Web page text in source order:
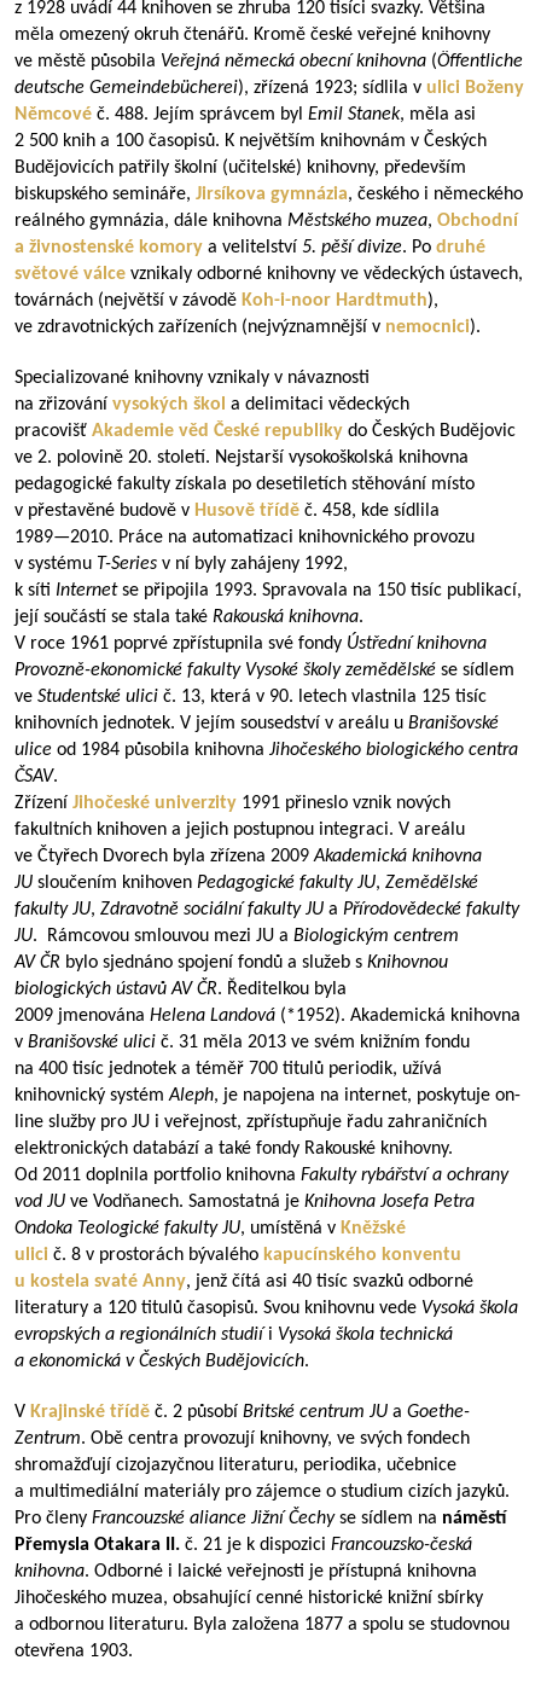
z 1928 uvádí 44 knihoven se zhruba 120 tisíci svazky. Většina
měla omezený okruh čtenářů. Kromě české veřejné knihovny
ve městě působila Veřejná německá obecní knihovna (Öffentliche
deutsche Gemeindebücherei), zřízená 1923; sídlila v ulici Boženy
Němcové č. 488. Jejím správcem byl Emil Stanek, měla asi
2 500 knih a 100 časopisů. K největším knihovnám v Českých
Budějovicích patřily školní (učitelské) knihovny, především
biskupského semináře, Jirsíkova gymnázia, českého i německého
reálného gymnázia, dále knihovna Městského muzea, Obchodní
a živnostenské komory a velitelství 5. pěší divize. Po druhé
světové válce vznikaly odborné knihovny ve vědeckých ústavech,
továrnách (největší v závodě Koh-i-noor Hardtmuth),
ve zdravotnických zařízeních (nejvýznamnější v nemocnici).
Specializované knihovny vznikaly v návaznosti
na zřizování vysokých škol a delimitaci vědeckých
pracovišť Akademie věd České republiky do Českých Budějovic
ve 2. polovině 20. století. Nejstarší vysokoškolská knihovna
pedagogické fakulty získala po desetiletích stěhování místo
v přestavěné budově v Husově třídě č. 458, kde sídlila
1989—2010. Práce na automatizaci knihovnického provozu
v systému T-Series v ní byly zahájeny 1992,
k síti Internetse připojila 1993. Spravovala na 150 tisíc publikací,
její součástí se stala také Rakouská knihovna.
V roce 1961 poprvé zpřístupnila své fondy Ústřední knihovna
Provozně-ekonomické fakulty Vysoké školy zemědělské se sídlem
ve Studentské ulici č. 13, která v 90. letech vlastnila 125 tisíc
knihovních jednotek. V jejím sousedství v areálu u Branišovské
ulice od 1984 působila knihovna Jihočeského biologického centra
ČSAV.
Zřízení Jihočeské univerzity 1991 přineslo vznik nových
fakultních knihoven a jejich postupnou integraci. V areálu
ve Čtyřech Dvorech byla zřízena 2009Akademická knihovna
JU sloučením knihoven Pedagogické fakulty JU, Zemědělské
fakulty JU, Zdravotně sociální fakulty JU a Přírodovědecké fakulty
JU. Rámcovou smlouvou mezi JU a Biologickým centrem
AV ČR bylo sjednáno spojení fondů a služeb s Knihovnou
biologických ústavů AV ČR. Ředitelkou byla
2009 jmenována Helena Landová (*1952). Akademická knihovna
v Branišovské ulici č. 31 měla 2013 ve svém knižním fondu
na 400 tisíc jednotek a téměř 700 titulů periodik, užívá
knihovnický systémAleph, je napojena na internet, poskytuje on-
line služby pro JU i veřejnost, zpřístupňuje řadu zahraničních
elektronických databází a také fondy Rakouské knihovny.
Od 2011 doplnila portfolio knihovna Fakulty rybářství a ochrany
vod JU ve Vodňanech. Samostatná je Knihovna Josefa Petra
Ondoka Teologické fakulty JU, umístěná v Kněžské
ulici č. 8 v prostorách bývalého kapucínského konventu
u kostela svaté Anny, jenž čítá asi 40 tisíc svazků odborné
literatury a 120 titulů časopisů. Svou knihovnu vede Vysoká škola
evropských a regionálních studiíi Vysoká škola technická
a ekonomická v Českých Budějovicích.
V Krajinské třídě č. 2 působí Britské centrum JU a Goethe-
Zentrum. Obě centra provozují knihovny, ve svých fondech
shromažďují cizojazyčnou literaturu, periodika, učebnice
a multimediální materiály pro zájemce o studium cizích jazyků.
Pro členy Francouzské aliance Jižní Čechyse sídlem na náměstí
Přemysla Otakara II. č. 21 je k dispozici Francouzsko-česká
knihovna. Odborné i laické veřejnosti je přístupná knihovna
Jihočeského muzea, obsahující cenné historické knižní sbírky
a odbornou literaturu. Byla založena 1877 a spolu se studovnou
otevřena 1903.